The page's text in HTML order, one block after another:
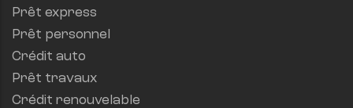
Prêt express
Prêt personnel
Crédit auto
Prêt travaux
Crédit renouvelable